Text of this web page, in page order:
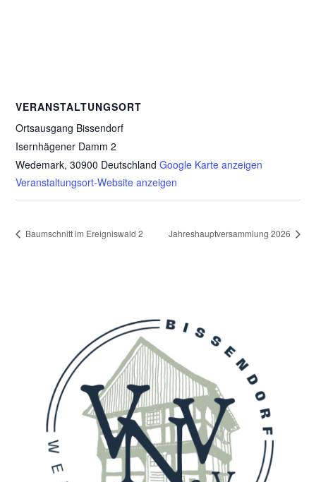
VERANSTALTUNGSORT
Ortsausgang Bissendorf
Isernhägener Damm 2
Wedemark, 30900 Deutschland Google Karte anzeigen
Veranstaltungsort-Website anzeigen
Baumschnitt im Ereigniswald 2 Jahreshauptversammlung 2026